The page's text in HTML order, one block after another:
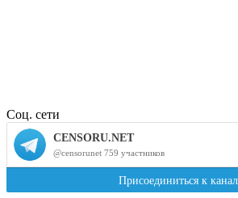
Соц. сети